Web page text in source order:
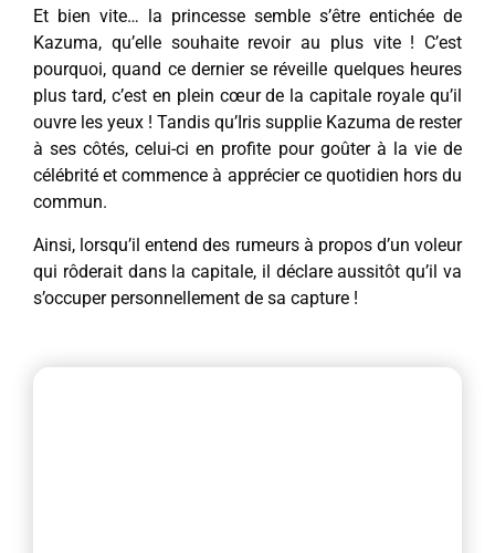
Et bien vite… la princesse semble s’être entichée de
Kazuma, qu’elle souhaite revoir au plus vite ! C’est
pourquoi, quand ce dernier se réveille quelques heures
plus tard, c’est en plein cœur de la capitale royale qu’il
ouvre les yeux ! Tandis qu’Iris supplie Kazuma de rester
à ses côtés, celui-ci en profite pour goûter à la vie de
célébrité et commence à apprécier ce quotidien hors du
commun.
Ainsi, lorsqu’il entend des rumeurs à propos d’un voleur
qui rôderait dans la capitale, il déclare aussitôt qu’il va
s’occuper personnellement de sa capture !